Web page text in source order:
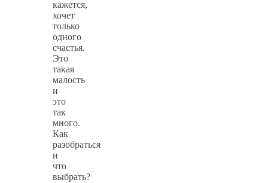
кажется,
хочет
только
одного
счастья.
Это
такая
малость
и
это
так
много.
Как
разобраться
и
что
выбрать?